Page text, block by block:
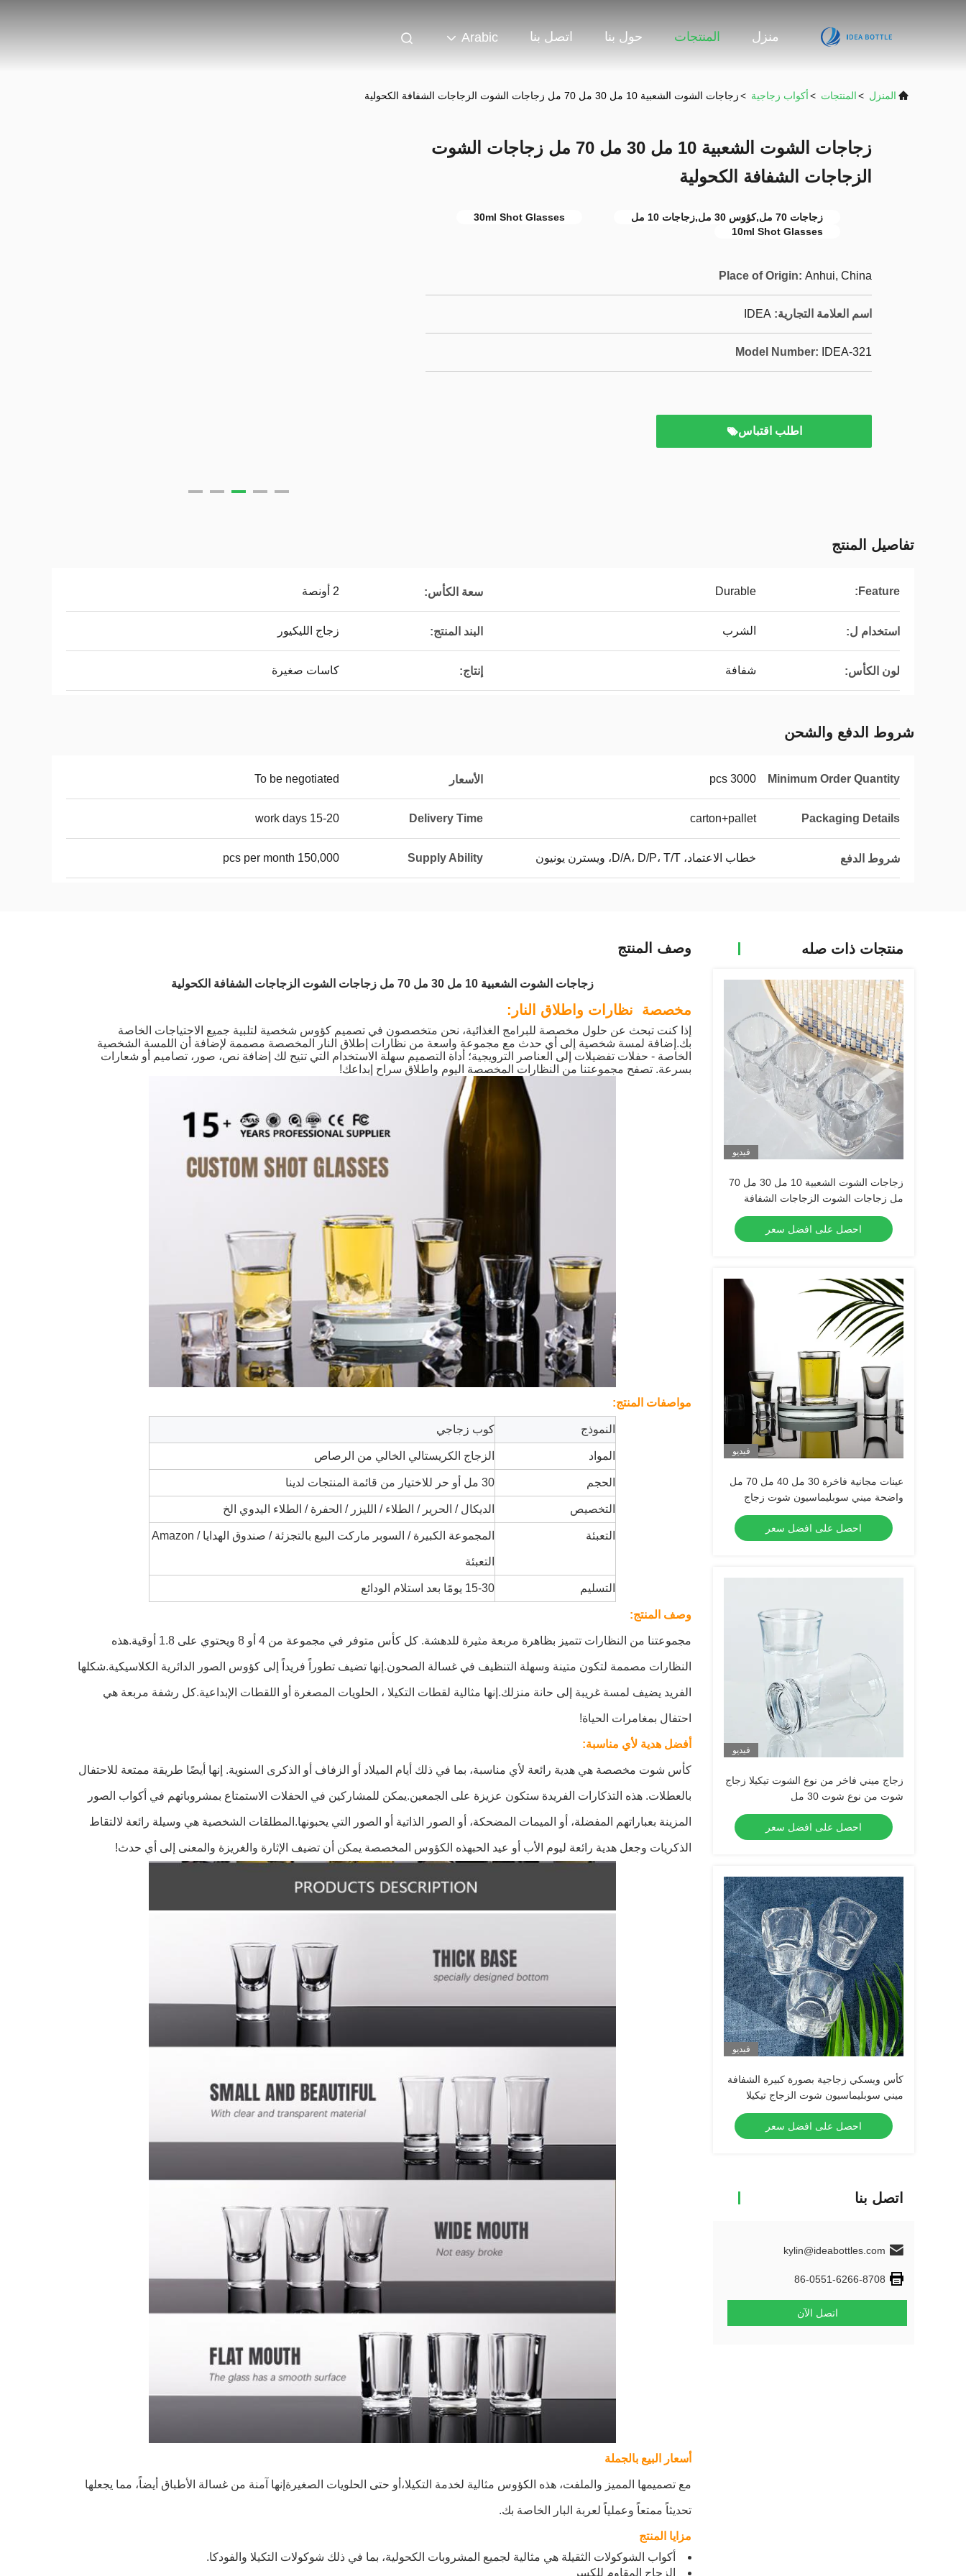
منزل المنتجات حول بنا اتصل بنا Arabic
المنزل >المنتجات >أكواب زجاجية >زجاجات الشوت الشعبية 10 مل 30 مل 70 مل زجاجات الشوت الزجاجات الشفافة الكحولية
زجاجات الشوت الشعبية 10 مل 30 مل 70 مل زجاجات الشوت
الزجاجات الشفافة الكحولية
زجاجات 70 مل,كؤوس 30 مل,زجاجات 10 مل
30ml Shot Glasses
10ml Shot Glasses
Place of Origin: Anhui, China
اسم العلامة التجارية: IDEA
Model Number: IDEA-321
اطلب اقتباس
تفاصيل المنتج
Feature:
Durable سعة الكأس: 2 أونصة
استخدام ل: الشرب البند المنتج: زجاج الليكيور
لون الكأس: شفافة إنتاج: كاسات صغيرة
شروط الدفع والشحن
Minimum Order Quantity
3000 pcs الأسعار To be negotiated
Packaging Details
carton+pallet
Delivery Time
15-20 work days
شروط الدفع خطاب الاعتماد، D/A، D/P، T/T، ويسترن يونيون Supply Ability
150,000 pcs per month
منتجات ذات صله
فيديو
زجاجات الشوت الشعبية 10 مل 30 مل 70
مل زجاجات الشوت الزجاجات الشفافة
الكحولية
احصل على افضل سعر
فيديو
عينات مجانية فاخرة 30 مل 40 مل 70 مل
واضحة ميني سوبليماسيون شوت زجاج
تيكيلا شوت زجاج إسبريسو شوت زجاج
احصل على افضل سعر
فيديو
زجاج ميني فاخر من نوع الشوت تيكيلا زجاج
شوت من نوع شوت 30 مل
احصل على افضل سعر
فيديو
كأس ويسكي زجاجية بصورة كبيرة الشفافة
ميني سوبليماسيون شوت الزجاج تيكيلا
شوت الزجاج إسبريسو شوت الزجاج
احصل على افضل سعر
اتصل بنا
kylin@ideabottles.com
86-0551-6266-8708
اتصل الآن
وصف المنتج
زجاجات الشوت الشعبية 10 مل 30 مل 70 مل زجاجات الشوت الزجاجات الشفافة الكحولية
مخصصة ‬ نظارات واطلاق النار:
إذا كنت تبحث عن حلول مخصصة للبرامج الغذائية، نحن متخصصون في تصميم كؤوس شخصية لتلبية جميع الاحتياجات الخاصة
بك.إضافة لمسة شخصية إلى أي حدث مع مجموعة واسعة من نظارات إطلاق النار المخصصة مصممة لإضافة أن اللمسة الشخصية
الخاصة - حفلات تفضيلات إلى العناصر الترويجية؛ أداة التصميم سهلة الاستخدام التي تتيح لك إضافة نص، صور، تصاميم أو شعارات
بسرعة. تصفح مجموعتنا من النظارات المخصصة اليوم واطلاق سراح إبداعك!
مواصفات المنتج:
النموذج كوب زجاجي
المواد الزجاج الكريستالي الخالي من الرصاص
الحجم 30 مل أو حر للاختيار من قائمة المنتجات لدينا
التخصيص الديكال / الحرير / الطلاء / الليزر / الحفرة / الطلاء اليدوي الخ
التعبئة المجموعة الكبيرة / السوبر ماركت البيع بالتجزئة / صندوق الهدايا / Amazon
التعبئة
التسليم 15-30 يومًا بعد استلام الودائع
وصف المنتج:
مجموعتنا من النظارات تتميز بظاهرة مربعة مثيرة للدهشة. كل كأس متوفر في مجموعة من 4 أو 8 ويحتوي على 1.8 أوقية.هذه
النظارات مصممة لتكون متينة وسهلة التنظيف في غسالة الصحون.إنها تضيف تطوراً فريداً إلى كؤوس الصور الدائرية الكلاسيكية.شكلها
الفريد يضيف لمسة غريبة إلى حانة منزلك.إنها مثالية لقطات التكيلا ، الحلويات المصغرة أو اللقطات الإبداعية.كل رشفة مربعة هي
احتفال بمغامرات الحياة!
أفضل هدية لأي مناسبة:
كأس شوت مخصصة هي هدية رائعة لأي مناسبة، بما في ذلك أيام الميلاد أو الزفاف أو الذكرى السنوية. إنها أيضًا طريقة ممتعة للاحتفال
بالعطلات. هذه التذكارات الفريدة ستكون عزيزة على الجمعين.يمكن للمشاركين في الحفلات الاستمتاع بمشروباتهم في أكواب الصور
المزينة بعباراتهم المفضلة، أو الميمات المضحكة، أو الصور الذاتية أو الصور التي يحبونها.المطلقات الشخصية هي وسيلة رائعة لالتقاط
الذكريات وجعل هدية رائعة ليوم الأب أو عيد الحبهذه الكؤوس المخصصة يمكن أن تضيف الإثارة والغريزة والمعنى إلى أي حدث!
أسعار البيع بالجملة
مع تصميمها المميز والملفت، هذه الكؤوس مثالية لخدمة التكيلا،أو حتى الحلويات الصغيرةإنها آمنة من غسالة الأطباق أيضاً، مما يجعلها
تحديثاً ممتعاً وعملياً لعربة البار الخاصة بك.
مزايا المنتج
أكواب الشوكولات الثقيلة هي مثالية لجميع المشروبات الكحولية، بما في ذلك شوكولات التكيلا والفودكا.
الزجاج المقاوم للكسر